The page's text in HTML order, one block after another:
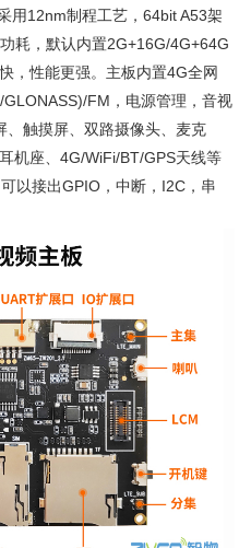
采用12nm制程工艺，64bit A53架
耗，默认内置2G+16G/4G+64G
，性能更强。主板内置4G全网
FM，电源管理，音视
、触摸屏、双路摄像头、麦克
机座、4G/WiFi/BT/GPS天线等
以接出GPIO，中断，I2C，串